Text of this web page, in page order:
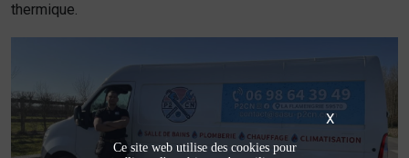
thermique.
X
Ce site web utilise des cookies pour